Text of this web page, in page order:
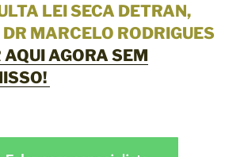
LEI SECA DETRAN,
DR MARCELO RODRIGUES
AGORA SEM